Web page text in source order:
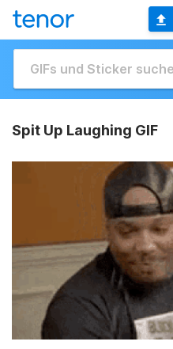
Spit Up Laughing GIF